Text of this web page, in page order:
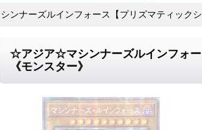
ナーズルインフォース【プリズマティック
☆アジア☆マシンナーズルインフォ
《モンスター》